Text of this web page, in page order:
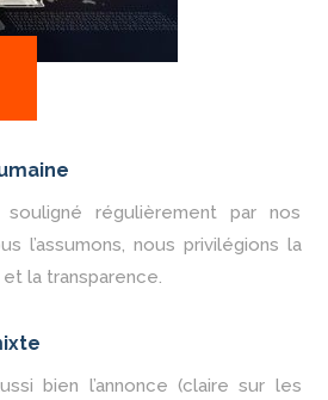
régulièrement par nos
l’assumons, nous privilégions la
la transparence.
bien l’annonce (claire sur les